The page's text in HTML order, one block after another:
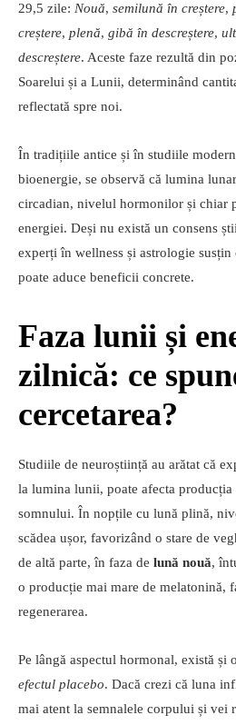
29,5 zile: Nouă, semilună în creștere,
creștere, plenă, gibă în descreștere,
descreștere. Aceste faze rezultă din
Soarelui și a Lunii, determinând
reflectată spre noi.
În tradițiile antice și în studiile
bioenergie, se observă că lumina
circadian, nivelul hormonilor și chiar
energiei. Deși nu există un consens
experți în wellness și astrologie susțin
poate aduce beneficii concrete.
Faza lunii și
zilnică: ce
cercetarea?
Studiile de neuroștiință au arătat că
la lumina lunii, poate afecta
somnului. În nopțile cu lună plină,
scădea ușor, favorizând o stare de
de altă parte, în faza de lună nouă,
o producție mai mare de melatonină,
regenerarea.
Pe lângă aspectul hormonal, există și
efectul placebo. Dacă crezi că luna
mai atent la semnalele corpului și vei